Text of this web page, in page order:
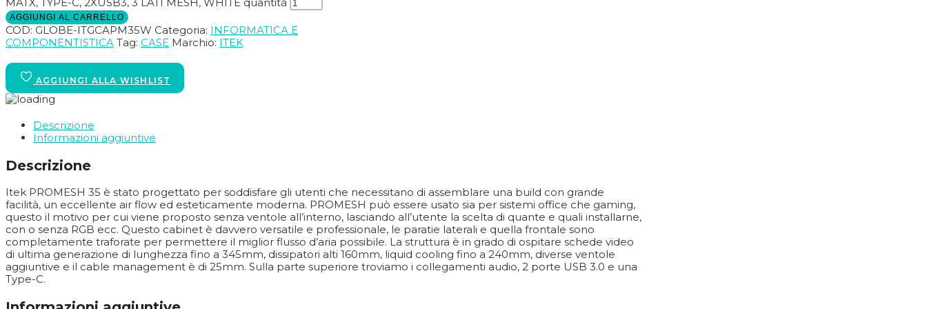
AGGIUNGI AL CARRELLO
COD: GLOBE-ITGCAPM35W Categoria: INFORMATICA E
COMPONENTISTICA Tag: CASE Marchio: ITEK
Descrizione
Informazioni aggiuntive
Descrizione
Itek PROMESH 35 è stato progettato per soddisfare gli utenti che necessitano di assemblare una build con grande
facilità, un eccellente air flow ed esteticamente moderna. PROMESH può essere usato sia per sistemi office che gaming,
questo il motivo per cui viene proposto senza ventole all’interno, lasciando all’utente la scelta di quante e quali installarne,
con o senza RGB ecc. Questo cabinet è davvero versatile e professionale, le paratie laterali e quella frontale sono
completamente traforate per permettere il miglior flusso d’aria possibile. La struttura è in grado di ospitare schede video
di ultima generazione di lunghezza fino a 345mm, dissipatori alti 160mm, liquid cooling fino a 240mm, diverse ventole
aggiuntive e il cable management è di 25mm. Sulla parte superiore troviamo i collegamenti audio, 2 porte USB 3.0 e una
Type-C.